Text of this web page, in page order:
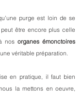
purge est loin de se
être encore plus celle
nos organes émonctoires
véritable préparation.
en pratique, il faut bien
la mettons en oeuvre,